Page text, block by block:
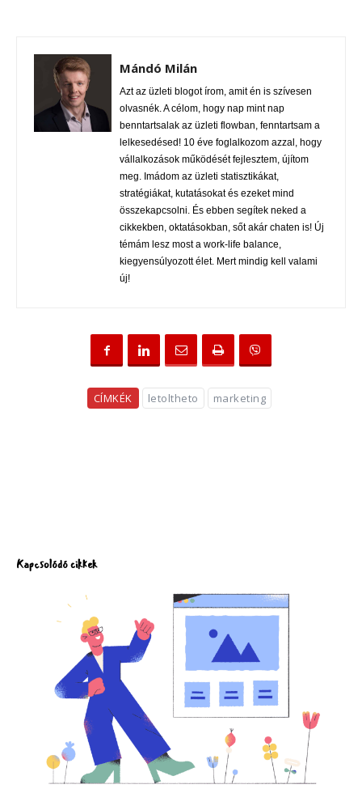
Mándó Milán
Azt az üzleti blogot írom, amit én is szívesen
olvasnék. A célom, hogy nap mint nap
benntartsalak az üzleti flowban, fenntartsam a
lelkesedésed! 10 éve foglalkozom azzal, hogy
vállalkozások működését fejlesztem, újítom
meg. Imádom az üzleti statisztikákat,
stratégiákat, kutatásokat és ezeket mind
összekapcsolni. És ebben segítek neked a
cikkekben, oktatásokban, sőt akár chaten is! Új
témám lesz most a work-life balance,
kiegyensúlyozott élet. Mert mindig kell valami
új!
CÍMKÉK letoltheto marketing
Kapcsolódó cikkek